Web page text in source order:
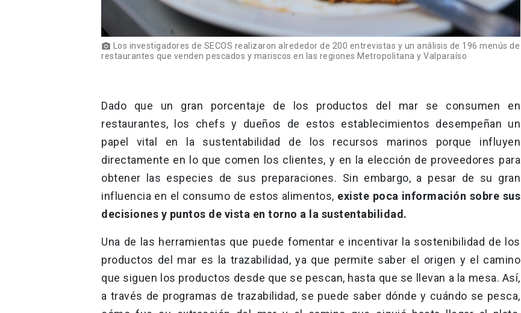
photo_camera Los investigadores de SECOS realizaron alrededor de 200 entrevistas y un análisis de 196 menús de
restaurantes que venden pescados y mariscos en las regiones Metropolitana y Valparaíso
Dado que un gran porcentaje de los productos del mar se consumen en
restaurantes, los chefs y dueños de estos establecimientos desempeñan un
papel vital en la sustentabilidad de los recursos marinos porque influyen
directamente en lo que comen los clientes, y en la elección de proveedores para
obtener las especies de sus preparaciones. Sin embargo, a pesar de su gran
influencia en el consumo de estos alimentos, existe poca información sobre sus
decisiones y puntos de vista en torno a la sustentabilidad.
Una de las herramientas que puede fomentar e incentivar la sostenibilidad de los
productos del mar es la trazabilidad, ya que permite saber el origen y el camino
que siguen los productos desde que se pescan, hasta que se llevan a la mesa. Así,
a través de programas de trazabilidad, se puede saber dónde y cuándo se pesca,